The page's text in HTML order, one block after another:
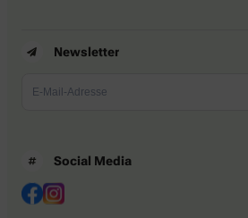
Newsletter
Social Media